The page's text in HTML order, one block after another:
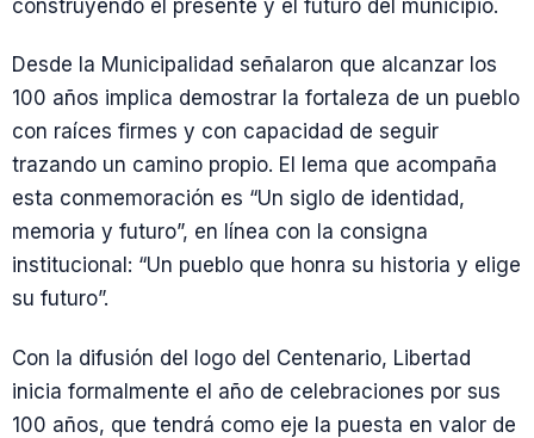
construyendo el presente y el futuro del municipio.
Desde la Municipalidad señalaron que alcanzar los
100 años implica demostrar la fortaleza de un pueblo
con raíces firmes y con capacidad de seguir
trazando un camino propio. El lema que acompaña
esta conmemoración es “Un siglo de identidad,
memoria y futuro”, en línea con la consigna
institucional: “Un pueblo que honra su historia y elige
su futuro”.
Con la difusión del logo del Centenario, Libertad
inicia formalmente el año de celebraciones por sus
100 años, que tendrá como eje la puesta en valor de